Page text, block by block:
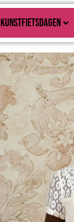
KUNSTFIETSDAGEN